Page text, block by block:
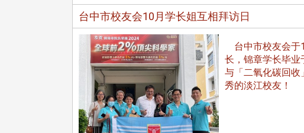
台中市校友会10月学长姐互相拜访日
台中市校友会于
长，锦章学长毕业
与「二氧化碳回收
秀的淡江校友！
校友会活动 (系
系友会第3届第4次理监事
3 版 校友会活动 (系
所、其他)
风保系友会兰阳探梅漫游 齐聚
共谱初夏欢乐乐章
【校
长叶